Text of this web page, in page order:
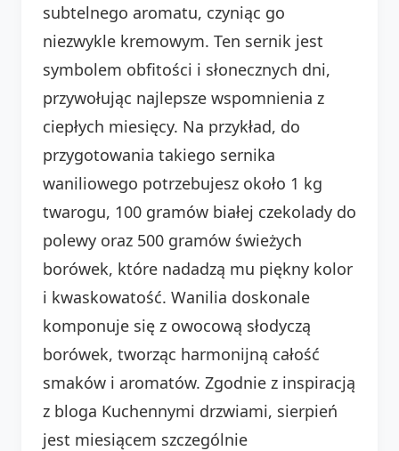
subtelnego aromatu, czyniąc go
niezwykle kremowym. Ten sernik jest
symbolem obfitości i słonecznych dni,
przywołując najlepsze wspomnienia z
ciepłych miesięcy. Na przykład, do
przygotowania takiego sernika
waniliowego potrzebujesz około 1 kg
twarogu, 100 gramów białej czekolady do
polewy oraz 500 gramów świeżych
borówek, które nadadzą mu piękny kolor
i kwaskowatość. Wanilia doskonale
komponuje się z owocową słodyczą
borówek, tworząc harmonijną całość
smaków i aromatów. Zgodnie z inspiracją
z bloga Kuchennymi drzwiami, sierpień
jest miesiącem szczególnie